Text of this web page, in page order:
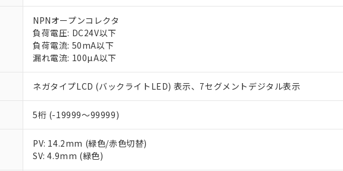
NPNオープンコレクタ
負荷電圧: DC24V以下
負荷電流: 50mA以下
漏れ電流: 100µA以下
ネガタイプLCD (バックライトLED) 表示、7セグメントデジタル表示
5桁 (-19999～99999)
PV: 14.2mm (緑色/赤色切替)
SV: 4.9mm (緑色)
のであり、閲覧された時点での実際の在庫および標準価格とは異なる場合がある
い。
正式な納期状況および標準価格はお客様のお取引先、またはお客様担当のオムロ
当社販売員にご相談ください。
オムロン制御機器販売店や当社販売拠点は「
す。
マイパーツ機能（部品リスト作成サービス）をご利用いただくには、I-Webメンバ
ている必要があります。
お客様が当ウェブサイト上で当社にご登録された部品リストについて、当社および
が、当社の製品・サービスに関するお客様との取引・商談に必要な範囲で利用す
さい。
※当社の共同利用者とは、
但し、RoHS指令で産業用監視および制御機器に対する適用除外項目は除く。
フタル酸エステル類の４物質については閾値を超える意図的な使用がないことを確認しています。
※2 対応予定月
※3 非含有証明書ダウンロード
下記の非含有証明書をダウンロードすることができます。
Pb(鉛) :1000ppm、 Hg(水銀) : 1000ppm、 Cd(カドミウム) : 100ppm、
Cr(Ⅵ)(六価クロム) : 1000ppm、 PBBs(ポリ臭化ビフェニル類) : 1000ppm、 PBDEs(ポリ臭化ジフェニルエーテ
DBP(フタル酸ジブチル) : 1000ppm、 DIBP(フタル酸ジイソブチル) : 1000ppm、 BBP(フタル酸ブチルベンジル)
DEHP(フタル酸ビス(2-エチルヘキシル)) : 1000ppm
※2 環境保護使用期限
「ｅ」：有害物質（10物質）のすべてが基準値以下であることを示します。
味します。
「－」：未確認です。当社販売部門へお問い合わせください。
当社は規制貨物を破棄する場合は、完全に破砕するなど、違法に輸出されないよう
ます。
当社は貴社製品を、核兵器、ミサイル、化学兵器、生物兵器またはその他武器並
置等に一切使用いたしません。
当社は、貴社製品を第三者に販売する場合は、上記1、2および3の内容を当該第三
また当社は、販売先および販売に係わる関係者が違法に輸出するおそれがある場
合意する
一定数以上の在庫あり
一定数には満たないが在庫あり
在庫なし(最新の在庫状況については、お客様のお取引先、またはお客様担当
機器販売店・当社販売員にご確認ください)
受注生産機種、また在庫状況の情報を公開していない機種